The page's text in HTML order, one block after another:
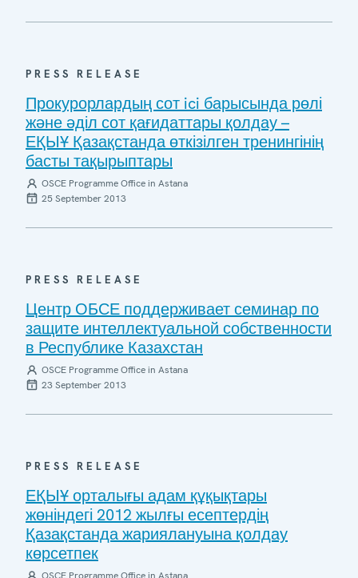
PRESS RELEASE
Прокурорлардың сот ici барысында рөлі
және әділ сот қағидаттары қолдау –
ЕҚЫҰ Қазақстанда өткізілген тренингінің
басты тақырыптары
OSCE Programme Office in Astana
25 September 2013
PRESS RELEASE
Центр ОБСЕ поддерживает семинар по
защите интеллектуальной собственности
в Республике Казахстан
OSCE Programme Office in Astana
23 September 2013
PRESS RELEASE
ЕҚЫҰ орталығы адам құқықтары
жөніндегі 2012 жылғы есептердің
Қазақстанда жариялануына қолдау
көрсетпек